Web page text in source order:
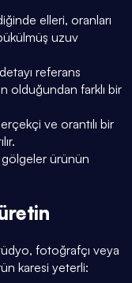
elleri, oranları
uzuv
referans
farklı bir
ve orantılı bir
gölgeler ürünün
fotoğrafçı veya
karesi yeterli: